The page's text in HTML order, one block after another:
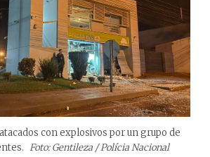
con explosivos por un grupo de
Foto: Gentileza / Polícia Nacional